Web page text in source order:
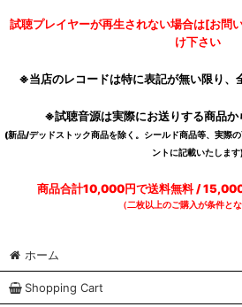
試聴プレイヤーが再生されない場合は[お問
け下さい
※当店のレコードは特に表記が無い限り、
※試聴音源は実際にお送りする商品
(新品/デッドストック商品を除く。シールド商品等、実際
ントに記載いたしま
商品合計10,000円で送料無料 /
（二枚以上のご購入が条件とな
ホーム
Shopping Cart